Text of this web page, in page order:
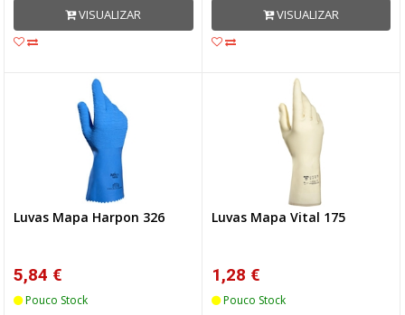
VISUALIZAR VISUALIZAR
Luvas Mapa Harpon 326
5,84 €
Pouco Stock
Luvas Mapa Vital 175
1,28 €
Pouco Stock